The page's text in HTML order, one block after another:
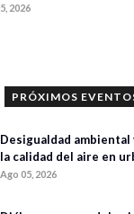
2026
PRÓXIMOS
Desigualdad
la calidad del aire en
Ago 05, 2026